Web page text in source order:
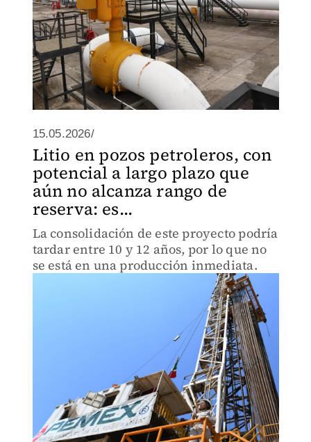
15.05.2026/
Litio en pozos petroleros, con
potencial a largo plazo que
aún no alcanza rango de
reserva: es...
La consolidación de este proyecto podría
tardar entre 10 y 12 años, por lo que no
se está en una producción inmediata.